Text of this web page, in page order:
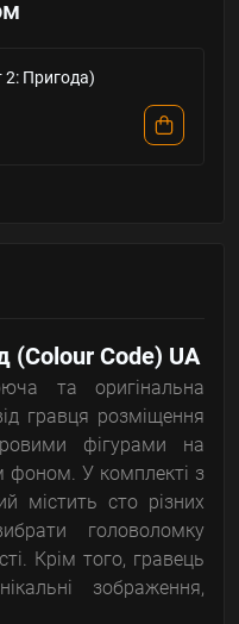
2: Пригода)
(Colour Code) UA
та оригінальна
гравця розміщення
фігурами на
фоном. У комплекті з
містить сто різних
головоломку
Крім того, гравець
зображення,